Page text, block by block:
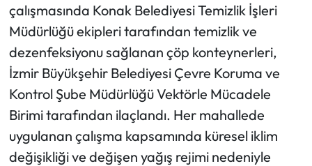
çalışmasında Konak Belediyesi Temizlik İşleri
Müdürlüğü ekipleri tarafından temizlik ve
dezenfeksiyonu sağlanan çöp konteynerleri,
İzmir Büyükşehir Belediyesi Çevre Koruma ve
Kontrol Şube Müdürlüğü Vektörle Mücadele
Birimi tarafından ilaçlandı. Her mahallede
uygulanan çalışma kapsamında küresel iklim
değişikliği ve değişen yağış rejimi nedeniyle